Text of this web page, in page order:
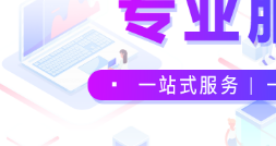
案例展示
新闻资讯
关于我们